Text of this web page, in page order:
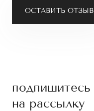
ОСТАВИТЬ ОТЗЫВ
подпишитесь
на рассылку